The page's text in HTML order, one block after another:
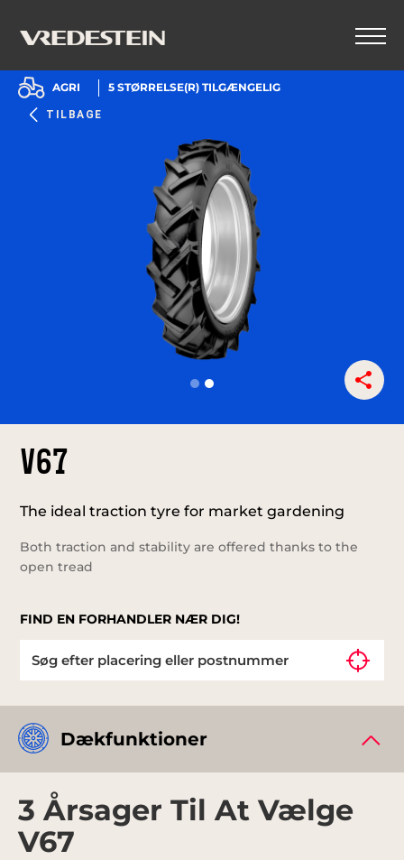
TILBAGE
AGRI 5 STØRRELSE(R) TILGÆNGELIG
V67
The ideal traction tyre for market gardening
Both traction and stability are offered thanks to the
open tread
FIND EN FORHANDLER NÆR DIG!
Dækfunktioner
3 Årsager Til At Vælge
V67